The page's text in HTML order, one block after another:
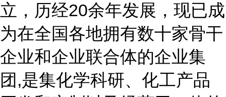
立，历经20余年发展，现已成
为在全国各地拥有数十家骨干
企业和企业联合体的企业集
团,是集化学科研、化工产品